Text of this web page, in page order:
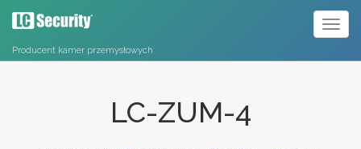
Producent kamer przemysłowych
LC-ZUM-4